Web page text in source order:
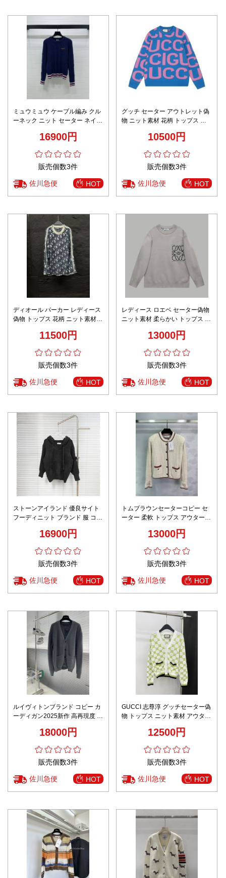
ミュウミュウ ケーブル編み クル
ーネック ニット セーター ネイビ
寧な縫製 高級感漂う 即納対応
16900円
販売個数3件
佐川急便 HOT
グッチ セーター アウトレット偽
物 ニット素材 花柄 トップス 暖
10500円
販売個数3件
佐川急便 HOT
ディオール パーカー レディース
偽物 トップス 花柄 ニット素材
11500円
販売個数3件
佐川急便 HOT
レディース ロエベ セーター偽物
ニット素材 柔らかい トップス 男
13000円
販売個数3件
佐川急便 HOT
ストーンアイランド 優良サイト
フーディニット ブランド 服 コピ
16900円
販売個数3件
佐川急便 HOT
トムブラウンセーターコピー セ
ーター 柔軟 トップス アウター
13000円
販売個数3件
佐川急便 HOT
ルイヴィトンブランド コピー カ
ーディガン2025新作 高再現度 細
18000円
販売個数3件
佐川急便 HOT
GUCCI 志尊淳 グッチセーター偽
物 トップス ニット素材 アウター
12500円
販売個数3件
佐川急便 HOT